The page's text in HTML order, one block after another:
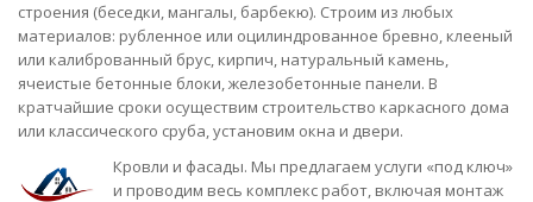
строения (беседки, мангалы, барбекю). Строим из любых
материалов: рубленное или оцилиндрованное бревно, клееный
или калиброванный брус, кирпич, натуральный камень,
ячеистые бетонные блоки, железобетонные панели. В
кратчайшие сроки осуществим строительство каркасного дома
или классического сруба, установим окна и двери.
Кровли и фасады. Мы предлагаем услуги «под ключ»
и проводим весь комплекс работ, включая монтаж